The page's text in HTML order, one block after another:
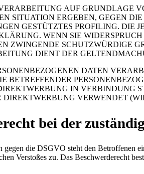
AUF GRUNDLAGE
SITUATION ERGEBEN, GEGEN
GESTÜTZTES PROFILING. DIE
WENN SIE
ZWINGENDE SCHUTZWÜRDIGE
DIENT DER
DATEN
BETREFFENDER
IN VERBINDUNG
VERWENDET
bei der
gegen die DSGVO steht den Betroffenen
Verstoßes zu. Das Beschwerderecht